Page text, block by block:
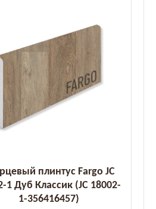
плинтус Fargo JC
1 Дуб Классик (JC 18002-
1-356416457)